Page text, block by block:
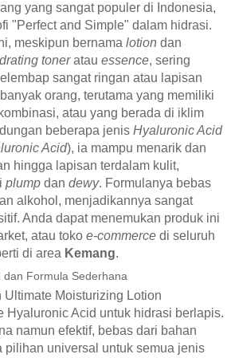
yang sangat populer di Indonesia,
"Perfect and Simple" dalam hidrasi.
meskipun bernama lotion dan
toneratau essence, sering
sangat ringan atau lapisan
orang, terutama yang memiliki
atau yang berada di iklim
beberapa jenis Hyaluronic Acid
Acid), ia mampu menarik dan
hingga lapisan terdalam kulit,
plumpdan dewy. Formulanya bebas
alkohol, menjadikannya sangat
Anda dapat menemukan produk ini
atau toko e-commercedi seluruh
di area Kemang.
dan Formula Sederhana
Ultimate Moisturizing Lotion
Hyaluronic Acid untuk hidrasi berlapis.
namun efektif, bebas dari bahan
pilihan universal untuk semua jenis